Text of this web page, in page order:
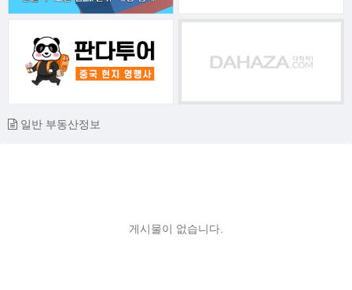
일반 부동산정보
게시물이 없습니다.